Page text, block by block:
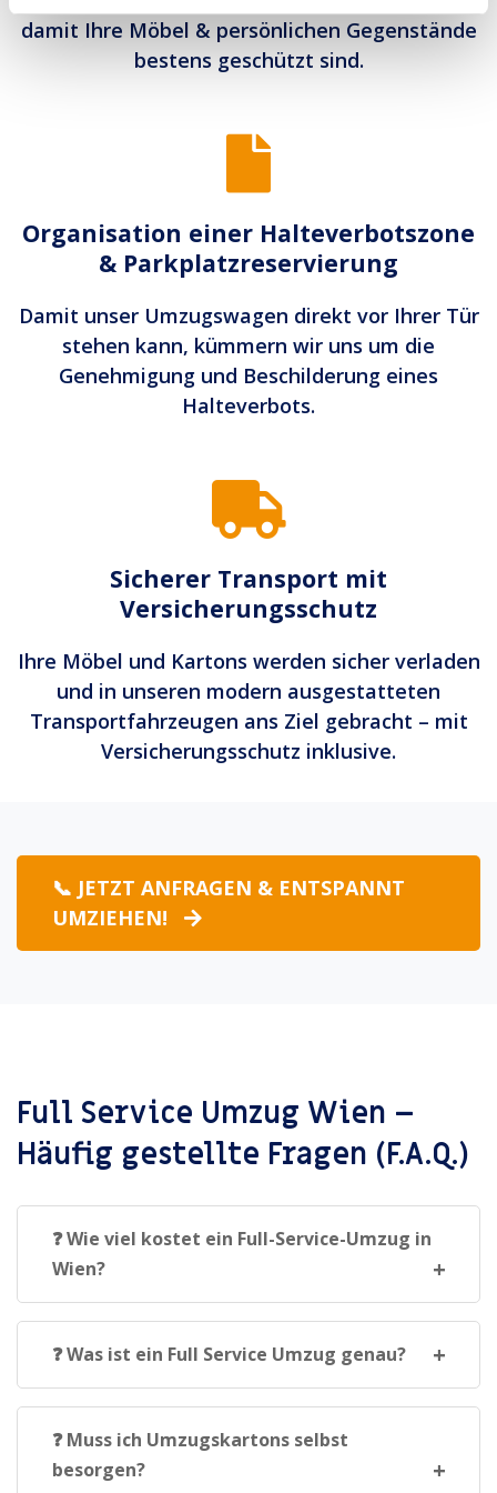
damit Ihre Möbel & persönlichen Gegenstände
bestens geschützt sind.
Organisation einer Halteverbotszone
& Parkplatzreservierung
Damit unser Umzugswagen direkt vor Ihrer Tür
stehen kann, kümmern wir uns um die
Genehmigung und Beschilderung eines
Halteverbots.
Sicherer Transport mit
Versicherungsschutz
Ihre Möbel und Kartons werden sicher verladen
und in unseren modern ausgestatteten
Transportfahrzeugen ans Ziel gebracht – mit
Versicherungsschutz inklusive.
📞 JETZT ANFRAGEN & ENTSPANNT
UMZIEHEN!
Full Service Umzug Wien –
Häufig gestellte Fragen (F.A.Q.)
❓ Wie viel kostet ein Full-Service-Umzug in
Wien?
Die Kosten für einen Full Service Umzug
in Wien hängen von verschiedenen
Faktoren ab:
Anzahl der Möbelstücke &
Umzugskartons
❓ Was ist ein Full Service Umzug genau?
Bei einem Full Service Umzug
übernehmen wir alle Aufgaben rund um
den Umzug, von der Planung über den
❓ Muss ich Umzugskartons selbst
besorgen?